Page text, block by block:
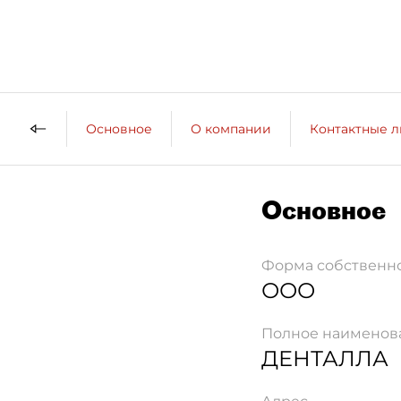
Основное О компании Контактные
Основное
Форма
ООО
Полное
ДЕНТАЛЛА